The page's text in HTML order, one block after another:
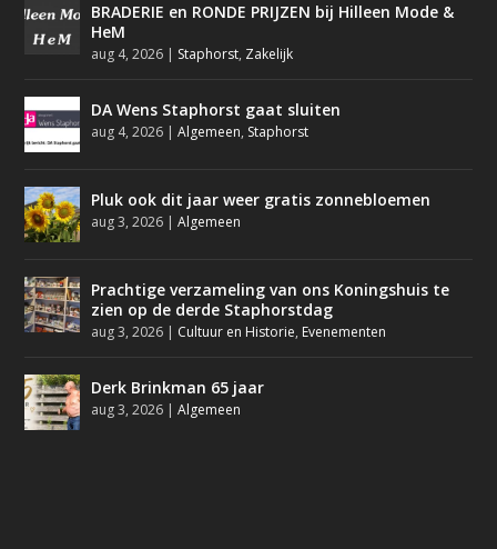
BRADERIE en RONDE PRIJZEN bij Hilleen Mode &
HeM
aug 4, 2026 | Staphorst, Zakelijk
DA Wens Staphorst gaat sluiten
aug 4, 2026 |Algemeen, Staphorst
Pluk ook dit jaar weer gratis zonnebloemen
aug 3, 2026 |Algemeen
Prachtige verzameling van ons Koningshuis te
zien op de derde Staphorstdag
aug 3, 2026 | Cultuur en Historie, Evenementen
Derk Brinkman 65 jaar
aug 3, 2026 |Algemeen